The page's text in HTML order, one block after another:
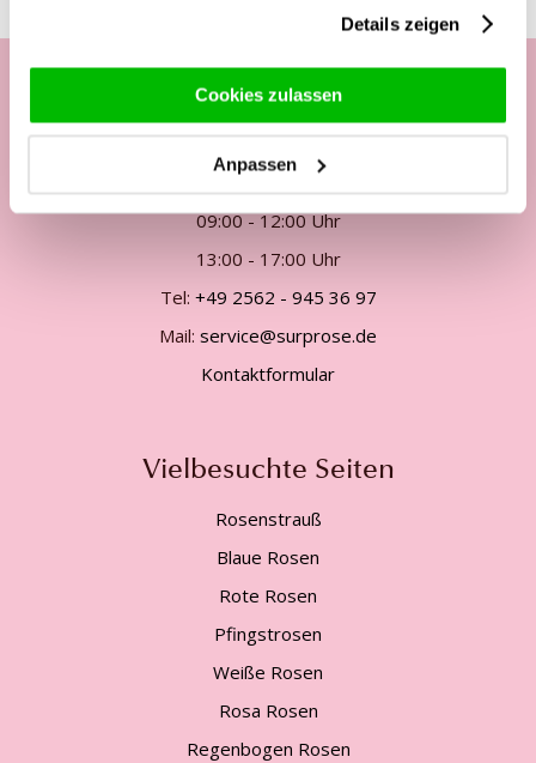
Details zeigen
Cookies zulassen
Anpassen
Unsere Kundenhotline:
Telefonisch Mo. - Fr. von
09:00 - 12:00 Uhr
13:00 - 17:00 Uhr
Tel: +49 2562 - 945 36 97
Mail: service@surprose.de
Kontaktformular
Vielbesuchte Seiten
Rosenstrauß
Blaue Rosen
Rote Rosen
Pfingstrosen
Weiße Rosen
Rosa Rosen
Regenbogen Rosen